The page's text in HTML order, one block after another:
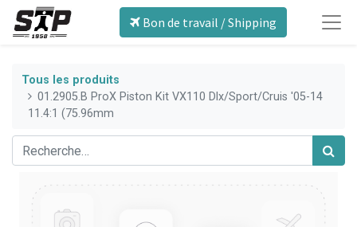
Bon de travail / Shipping
Tous les produits
01.2905.B ProX Piston Kit VX110 Dlx/Sport/Cruis '05-14
11.4:1 (75.96mm